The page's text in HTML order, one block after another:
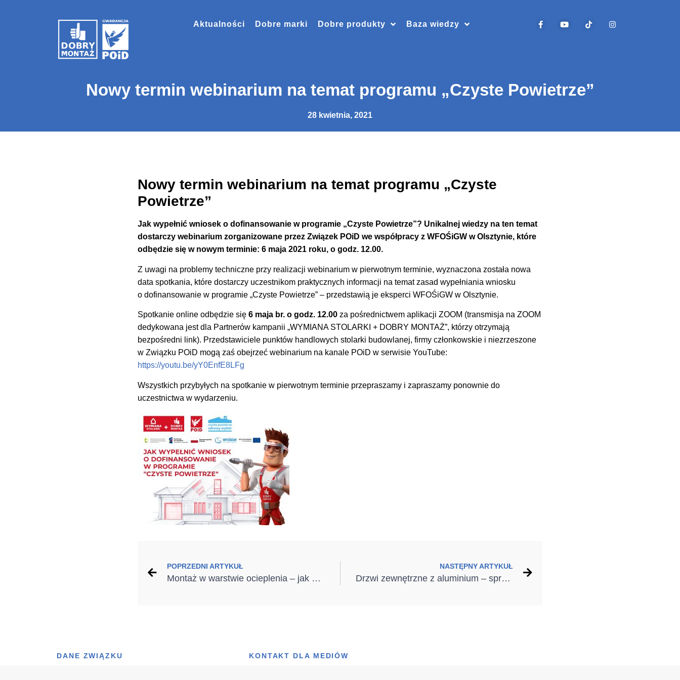
Aktualności Dobre marki Dobre produkty Baza wiedzy
Nowy termin webinarium na temat programu „Czyste Powietrze”
28 kwietnia, 2021
Nowy termin webinarium na temat programu „Czyste
Powietrze”
Jak wypełnić wniosek o dofinansowanie w programie „Czyste Powietrze”? Unikalnej wiedzy na ten temat
dostarczy webinarium zorganizowane przez Związek POiD we współpracy z WFOŚiGW w Olsztynie, które
odbędzie się w nowym terminie: 6 maja 2021 roku, o godz. 12.00.
Z uwagi na problemy techniczne przy realizacji webinarium w pierwotnym terminie, wyznaczona została nowa
data spotkania, które dostarczy uczestnikom praktycznych informacji na temat zasad wypełniania wniosku
o dofinansowanie w programie „Czyste Powietrze” – przedstawią je eksperci WFOŚiGW w Olsztynie.
Spotkanie online odbędzie się 6 maja br. o godz. 12.00 za pośrednictwem aplikacji ZOOM (transmisja na ZOOM
dedykowana jest dla Partnerów kampanii „WYMIANA STOLARKI + DOBRY MONTAŻ”, którzy otrzymają
bezpośredni link). Przedstawiciele punktów handlowych stolarki budowlanej, firmy członkowskie i niezrzeszone
w Związku POiD mogą zaś obejrzeć webinarium na kanale POiD w serwisie YouTube:
https://youtu.be/yY0EnfE8LFg
Wszystkich przybyłych na spotkanie w pierwotnym terminie przepraszamy i zapraszamy ponownie do
uczestnictwa w wydarzeniu.
POPRZEDNI ARTYKUŁ
Montaż w warstwie ocieplenia – jak zamocować okno?
NASTĘPNY ARTYKUŁ
Drzwi zewnętrzne z aluminium – sprawdzone w każdych warunkach
DANE ZWIĄZKU KONTAKT DLA MEDIÓW